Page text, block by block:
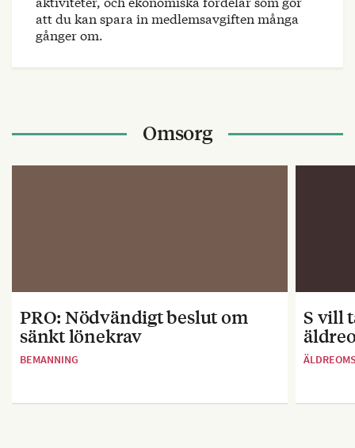
att du kan spara in medlemsavgiften många
gånger om.
Omsorg
PRO: Nödvändigt beslut om
sänkt lönekrav
BEMANNING
S vill